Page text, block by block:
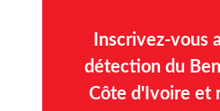
Inscrivez-vous
détection du
Côte d'Ivoire et